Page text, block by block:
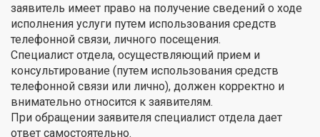
заявитель имеет право на получение сведений о ходе
исполнения услуги путем использования средств
телефонной связи, личного посещения.
Специалист отдела, осуществляющий прием и
консультирование (путем использования средств
телефонной связи или лично), должен корректно и
внимательно относится к заявителям.
При обращении заявителя специалист отдела дает
ответ самостоятельно.